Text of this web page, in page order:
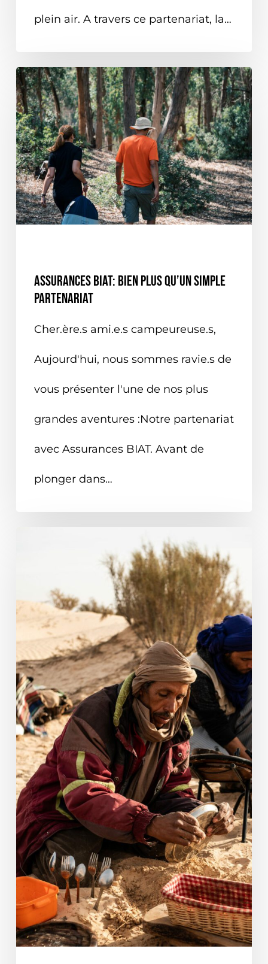
plein air. A travers ce partenariat, la…
Assurances BIAT: Bien plus qu’un simple
partenariat
Cher.ère.s ami.e.s campeureuse.s,
Aujourd'hui, nous sommes ravie.s de
vous présenter l'une de nos plus
grandes aventures :Notre partenariat
avec Assurances BIAT. Avant de
plonger dans…